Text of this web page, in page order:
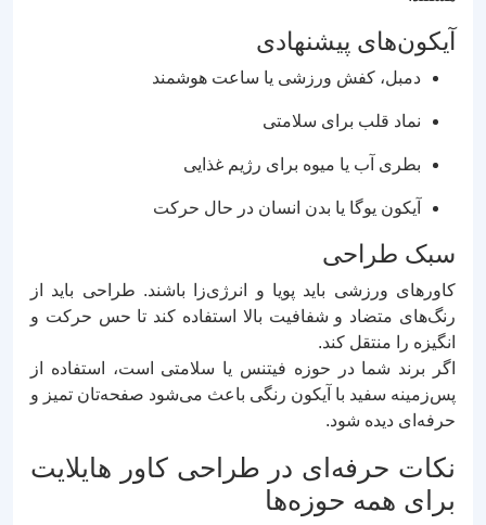
آیکون‌های پیشنهادی
دمبل، کفش ورزشی یا ساعت هوشمند
نماد قلب برای سلامتی
بطری آب یا میوه برای رژیم غذایی
آیکون یوگا یا بدن انسان در حال حرکت
سبک طراحی
کاورهای ورزشی باید پویا و انرژی‌زا باشند. طراحی باید از
رنگ‌های متضاد و شفافیت بالا استفاده کند تا حس حرکت و
انگیزه را منتقل کند.
اگر برند شما در حوزه فیتنس یا سلامتی است، استفاده از
پس‌زمینه سفید با آیکون رنگی باعث می‌شود صفحه‌تان تمیز و
حرفه‌ای دیده شود.
نکات حرفه‌ای در طراحی کاور هایلایت
برای همه حوزه‌ها